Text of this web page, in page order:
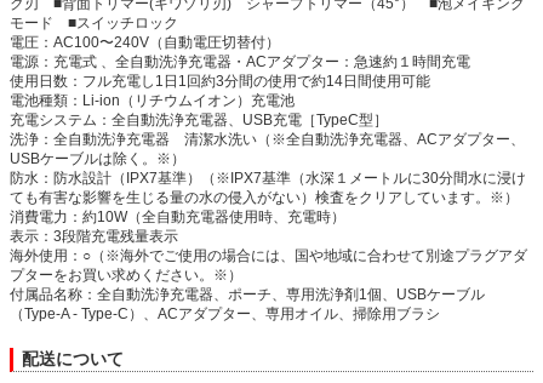
モード ■スイッチロック
電圧：AC100〜240V（自動電圧切替付）
電源：充電式 、全自動洗浄充電器・ACアダプター：急速約１時間充電
使用日数：フル充電し1日1回約3分間の使用で約14日間使用可能
電池種類：Li-ion（リチウムイオン）充電池
充電システム：全自動洗浄充電器、USB充電［TypeC型］
洗浄：全自動洗浄充電器 清潔水洗い（※全自動洗浄充電器、ACアダプター、
USBケーブルは除く。※）
防水：防水設計（IPX7基準）（※IPX7基準（水深１メートルに30分間水に浸け
ても有害な影響を生じる量の水の侵入がない）検査をクリアしています。※）
消費電力：約10W（全自動充電器使用時、充電時）
表示：3段階充電残量表示
海外使用：○（※海外でご使用の場合には、国や地域に合わせて別途プラグアダ
プターをお買い求めください。※）
付属品名称：全自動洗浄充電器、ポーチ、専用洗浄剤1個、USBケーブル
（Type-A - Type-C）、ACアダプター、専用オイル、掃除用ブラシ
配送について